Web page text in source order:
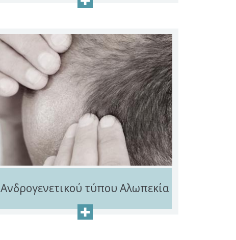
Ανδρογενετικού τύπου Αλωπεκία
+